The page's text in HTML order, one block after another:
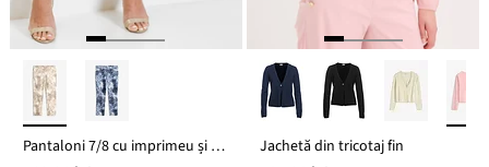
Pantaloni 7/8 cu imprimeu și stretch Jachetă din tricotaj fin